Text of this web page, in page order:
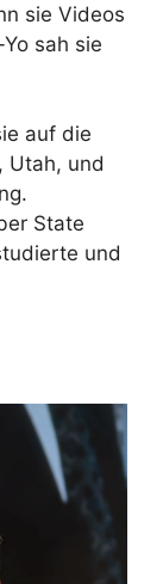
sie Videos
sah sie
auf die
Utah, und
State
und